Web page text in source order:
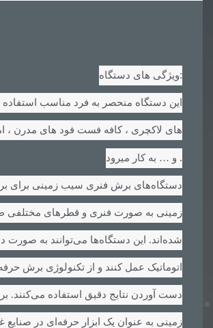
ویژگی های دستگاه:
این دستگاه منحصر به فرد مناسب
های لاکچری ، کافه فست فود های مدرن ،
و … به کار میرود .
دستگاه‌های برش فنری سیب زمینی برای
زمینی به صورت فنری و قطرهای مختلفی
شده‌اند. این دستگاه‌ها می‌توانند به صورت
اتوماتیک عمل کنند و از تکنولوژی برش
دست آوردن نتایج دقیق استفاده
زمینی به عنوان یک ابزار حرفه‌ای در صنایع